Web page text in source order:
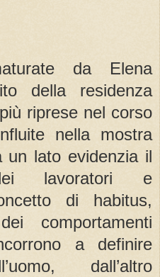
da Elena
della residenza
riprese nel corso
nella mostra
un lato evidenzia il
lavoratori e
di habitus,
comportamenti
a definire
dall’altro